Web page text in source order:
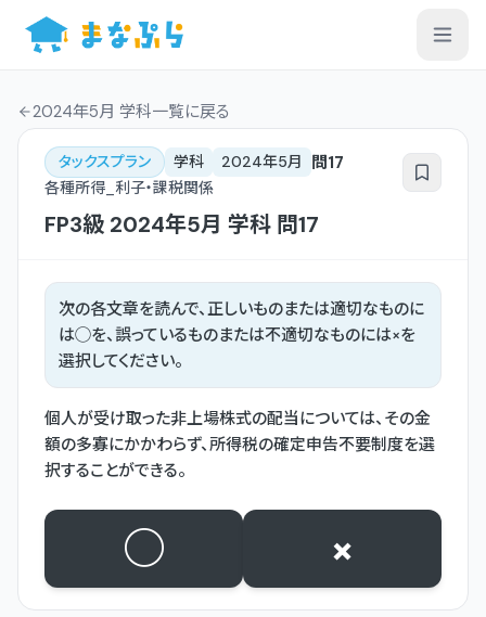
2024年5月 学科一覧に戻る
タックスプラン 学科 2024年5月 問17
各種所得_利子・課税関係
FP3級 2024年5月 学科 問17
次の各文章を読んで、正しいものまたは適切なものに
は◯を、誤っているものまたは不適切なものには×を
選択してください。
個人が受け取った非上場株式の配当については、その金
額の多寡にかかわらず、所得税の確定申告不要制度を選
択することができる。
○ ×